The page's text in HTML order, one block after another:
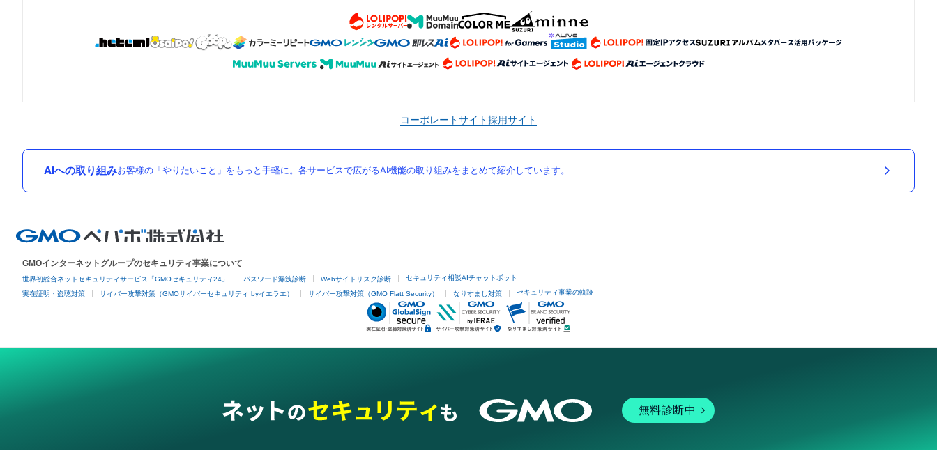
コーポレートサイト採用サイト
AIへの取り組みお客様の「やりたいこと」をもっと手軽に。各サービスで広がるAI機能の取り組みをまとめて紹介しています。
GMOインターネットグループのセキュリティ事業について
世界初総合ネットセキュリティサービス「GMOセキュリティ24」 パスワード漏洩診断 Webサイトリスク診断 セキュリティ相談AIチャットボット
実在証明・盗聴対策 サイバー攻撃対策（GMOサイバーセキュリティ byイエラエ） サイバー攻撃対策（GMO Flatt Security） なりすまし対策 セキュリティ事業の軌跡
無料診断中